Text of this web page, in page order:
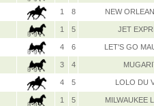
1 8 NEW
1 5 JET
4 6 LET'S GO
3 4
4 5 LOLO DU
1 5 MILWAUKEE